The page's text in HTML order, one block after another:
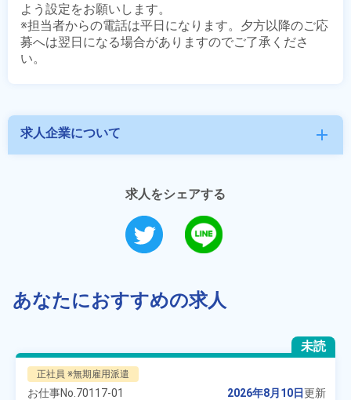
よう設定をお願いします。
※担当者からの電話は平日になります。夕方以降のご応
募へは翌日になる場合がありますのでご了承くださ
求人企業について add
求人をシェアする
あなたにおすすめの求人
未読
正社員 ※無期雇用派遣
お仕事No. 70117-01 2026年8月10日更新